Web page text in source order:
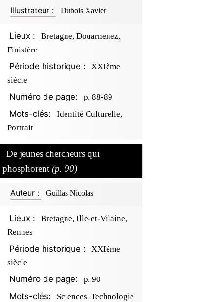
Illustrateur : Dubois Xavier
Lieux :
Bretagne, Douarnenez,
Finistère
Période historique :
XXIème
siècle
Numéro de page: p. 88-89
Mots-clés:
Identité Culturelle,
Portrait
De jeunes chercheurs qui
phosphorent (p. 90)
Auteur : Guillas Nicolas
Lieux :
Bretagne, Ille-et-Vilaine,
Rennes
Période historique :
XXIème
siècle
Numéro de page: p. 90
Mots-clés: Sciences, Technologie